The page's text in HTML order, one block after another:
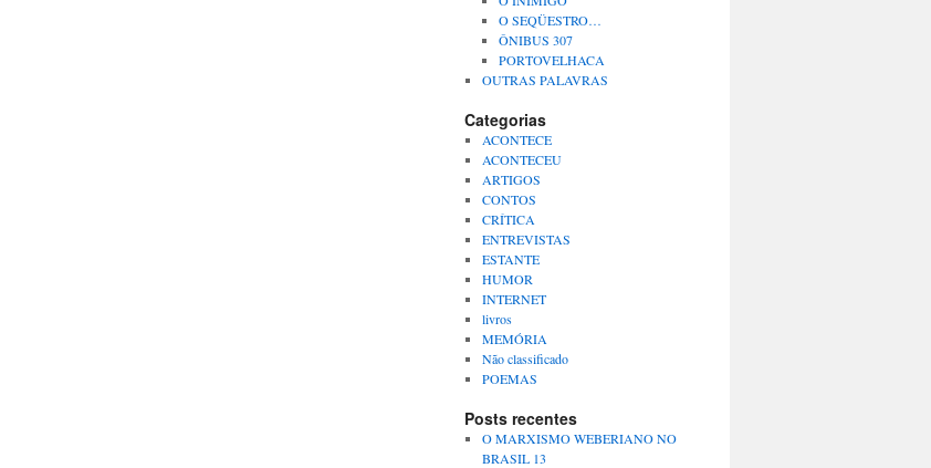
O SEQÜESTRO…
ÔNIBUS 307
PORTOVELHACA
OUTRAS PALAVRAS
Categorias
ACONTECE
ACONTECEU
ARTIGOS
CONTOS
CRÍTICA
ENTREVISTAS
ESTANTE
HUMOR
INTERNET
livros
MEMÓRIA
Não classificado
POEMAS
Posts recentes
O MARXISMO WEBERIANO NO
BRASIL 13